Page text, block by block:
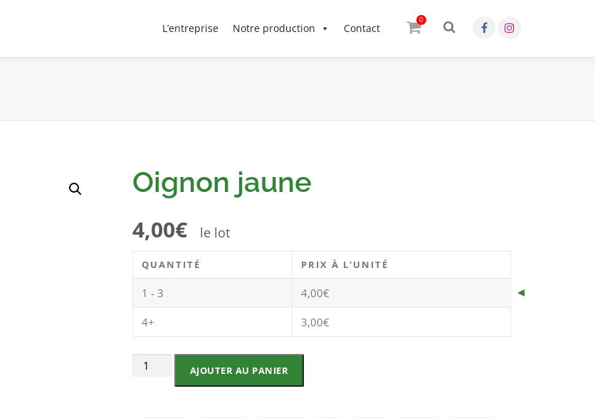
L’entreprise Notre production Contact OK
0
Oignon jaune
4,00€ le lot
QUANTITÉ PRIX À L'UNITÉ
1 - 3 4,00€
4+ 3,00€
quantité
AJOUTER AU PANIER